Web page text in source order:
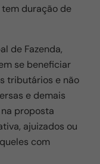
tem duração de
de Fazenda,
se beneficiar
tributários e não
e demais
proposta
ajuizados ou
com